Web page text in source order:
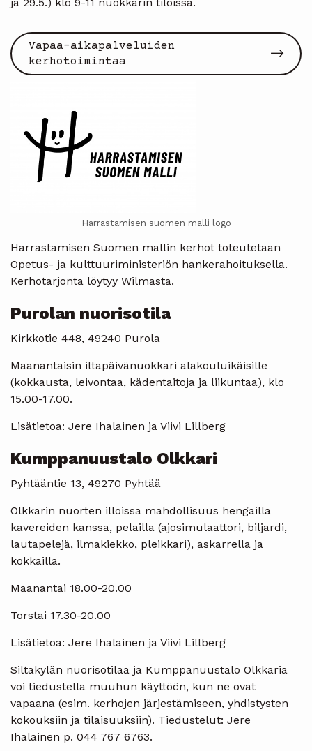
Vapaa-aikapalveluiden
kerhotoimintaa
Harrastamisen suomen malli logo
Harrastamisen Suomen mallin kerhot toteutetaan
Opetus- ja kulttuuriministeriön hankerahoituksella.
Kerhotarjonta löytyy Wilmasta.
Purolan nuorisotila
Kirkkotie 448, 49240 Purola
Maanantaisin iltapäivänuokkari alakouluikäisille
(kokkausta, leivontaa, kädentaitoja ja liikuntaa), klo
15.00-17.00.
Lisätietoa: Jere Ihalainen ja Viivi Lillberg
Kumppanuustalo Olkkari
Pyhtääntie 13, 49270 Pyhtää
Olkkarin nuorten illoissa mahdollisuus hengailla
kavereiden kanssa, pelailla (ajosimulaattori, biljardi,
lautapelejä, ilmakiekko, pleikkari), askarrella ja
kokkailla.
Maanantai 18.00-20.00
Torstai 17.30-20.00
Lisätietoa: Jere Ihalainen ja Viivi Lillberg
Siltakylän nuorisotilaa ja Kumppanuustalo Olkkaria
voi tiedustella muuhun käyttöön, kun ne ovat
vapaana (esim. kerhojen järjestämiseen, yhdistysten
kokouksiin ja tilaisuuksiin). Tiedustelut: Jere
Ihalainen p. 044 767 6763.